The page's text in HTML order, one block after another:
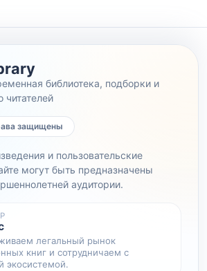
библиотека, подборки и
читателей
защищены
и пользовательские
могут быть предназначены
аудитории.
легальный рынок
книг и сотрудничаем с
экосистемой.